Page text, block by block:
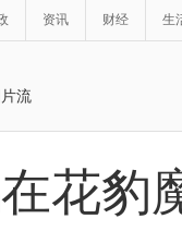
资讯 财经 生
流
花豹